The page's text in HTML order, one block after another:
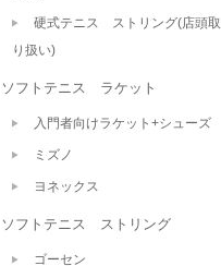
硬式テニス ストリング(店頭取
り扱い)
ソフトテニス ラケット
入門者向けラケット+シューズ
ミズノ
ヨネックス
ソフトテニス ストリング
ゴーセン